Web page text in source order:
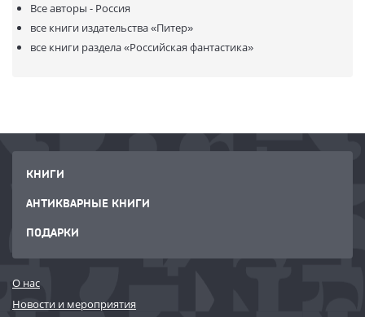
Все авторы - Россия
все книги издательства«Питер»
все книги раздела«Российская фантастика»
КНИГИ
АНТИКВАРНЫЕ КНИГИ
ПОДАРКИ
О нас
Новости и мероприятия